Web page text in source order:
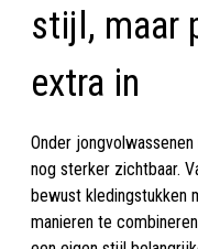
stijl, maar
extra in
Onder
nog sterker zichtbaar.
bewust kledingstukken
manieren te